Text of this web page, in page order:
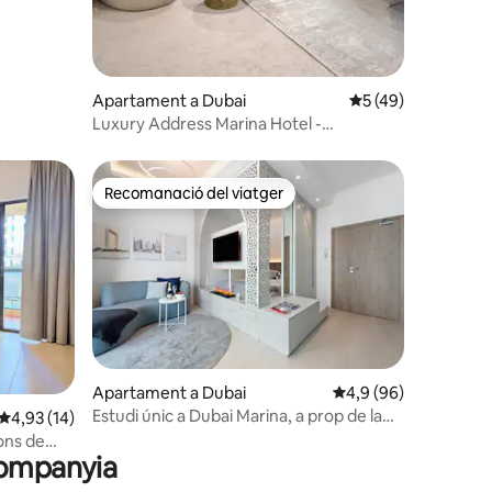
Apartament a Dubai 5 de puntuació
5 (49)
Luxury Address Marina Hotel -
de puntuació mitjana d'un total de 5; 14 avaluacions
4,93 (14)
de
del
Recomanació del viatger
Recomanació del viatger
Apartament a Dubai 4,9 de puntuació
4,9 (96)
Estudi únic a Dubai Marina, a prop de la